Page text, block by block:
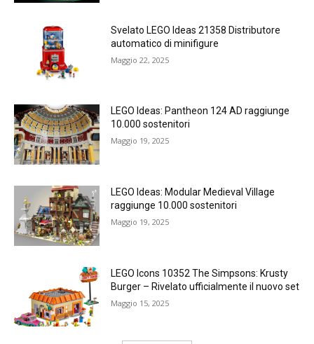
Svelato LEGO Ideas 21358 Distributore
automatico di minifigure
Maggio 22, 2025
LEGO Ideas: Pantheon 124 AD raggiunge
10.000 sostenitori
Maggio 19, 2025
LEGO Ideas: Modular Medieval Village
raggiunge 10.000 sostenitori
Maggio 19, 2025
LEGO Icons 10352 The Simpsons: Krusty
Burger – Rivelato ufficialmente il nuovo set
Maggio 15, 2025